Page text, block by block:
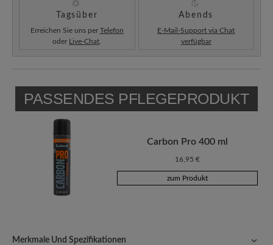
Tagsüber
Erreichen Sie uns per Telefon
oder Live-Chat
Abends
E-Mail-Support via Chat
verfügbar
PASSENDES PFLEGEPRODUKT
Carbon Pro 400 ml
16,95 €
zum Produkt
Merkmale Und Spezifikationen